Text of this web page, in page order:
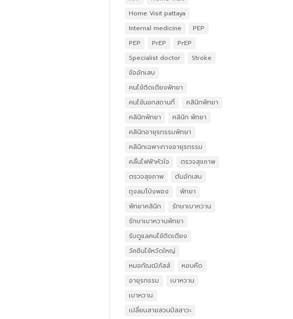
Home Visit pattaya
Internal medicine
PEP
PEP
PrEP
PrEP
Specialist doctor
Stroke
ข้ออักเสบ
คนไข้ติดเตียงพัทยา
คนไข้นอกสถานที่
คลินิกพัทยา
คลินิกพัทยา
คลินิก พัทยา
คลินิกอายุรกรรมพัทยา
คลินิกเฉพาะทางอายุรกรรม
คลื่นไฟฟ้าหัวใจ
ตรวจสุขภาพ
ตรวจสุขภาพ
ตับอักเสบ
ถุงลมโป่งพอง
พัทยา
พัทยาคลินิก
รักษาเบาหวาน
รักษาเบาหวานพัทยา
รับดูแลคนไข้ติดเตียง
วัคซีนไข้หวัดใหญ่
หมอกัณฒิภัสส์
หอบหืด
อายุรกรรม
เบาหวาน
เบาหวาน
เปลี่ยนสายสวนปัสสาวะ